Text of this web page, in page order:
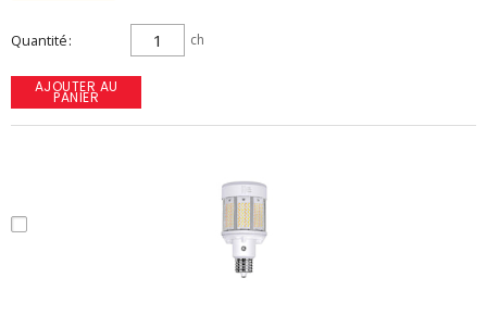
Quantité ch
AJOUTER AU
PANIER